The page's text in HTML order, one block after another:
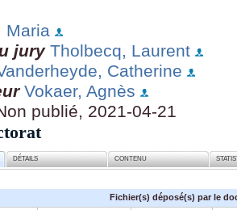
Maria
jury Tholbecq, Laurent
Catherine
Vokaer, Agnès
publié, 2021-04-21
DÉTAILS CONTENU
Fichier(s) déposé(s) par le